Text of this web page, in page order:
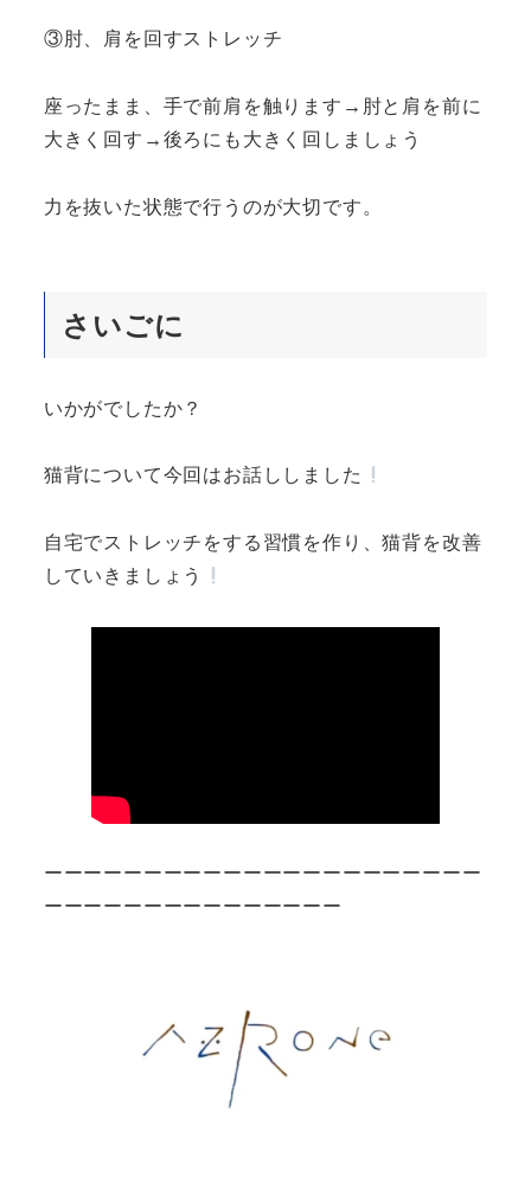
③肘、肩を回すストレッチ
座ったまま、手で前肩を触ります→肘と肩を前に
大きく回す→後ろにも大きく回しましょう
力を抜いた状態で行うのが大切です。
さいごに
いかがでしたか？
猫背について今回はお話ししました
自宅でストレッチをする習慣を作り、猫背を改善
していきましょう
ーーーーーーーーーーーーーーーーーーーーーー
ーーーーーーーーーーーーーーー